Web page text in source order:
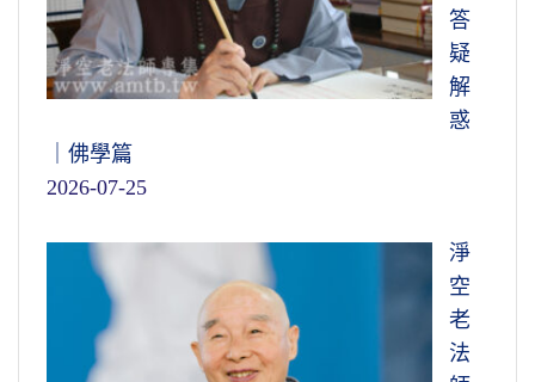
答
疑
解
惑
｜佛學篇
2026-07-25
淨
空
老
法